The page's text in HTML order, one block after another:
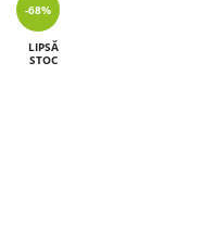
-68%
LIPSĂ
STOC